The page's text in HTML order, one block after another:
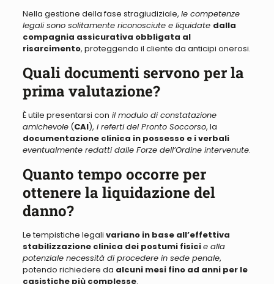
Nella gestione della fase stragiudiziale, le competenze
legali sono solitamente riconosciute e liquidate dalla
compagnia assicurativa obbligata al
risarcimento, proteggendo il cliente da anticipi onerosi.
Quali documenti servono per la
prima valutazione?
È utile presentarsi con il modulo di constatazione
amichevole(CAI), i referti del Pronto Soccorso, la
documentazione clinica in possesso e i verbali
eventualmente redatti dalle Forze dell’Ordine intervenute.
Quanto tempo occorre per
ottenere la liquidazione del
danno?
Le tempistiche legali variano in base all’effettiva
stabilizzazione clinica dei postumi fisicie alla
potenziale necessità di procedere in sede penale,
potendo richiedere da alcuni mesi fino ad anni per le
casistiche più complesse.